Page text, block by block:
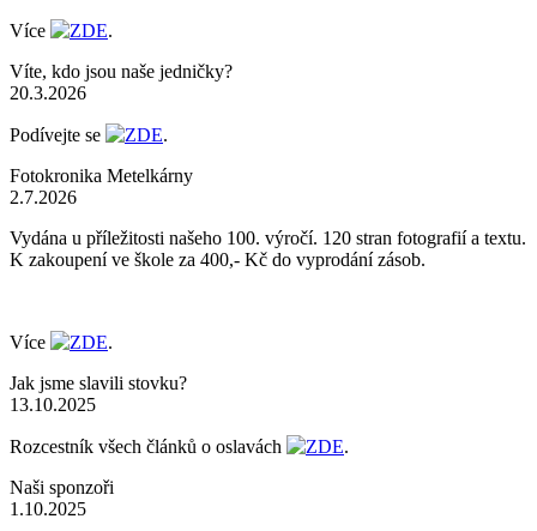
Více ZDE.
Víte, kdo jsou naše jedničky?
20.3.2026
Podívejte se ZDE.
Fotokronika Metelkárny
2.7.2026
Vydána u příležitosti našeho 100. výročí. 120 stran fotografií a textu.
K zakoupení ve škole za 400,- Kč do vyprodání zásob.
Více ZDE.
Jak jsme slavili stovku?
13.10.2025
Rozcestník všech článků o oslavách ZDE.
Naši sponzoři
1.10.2025